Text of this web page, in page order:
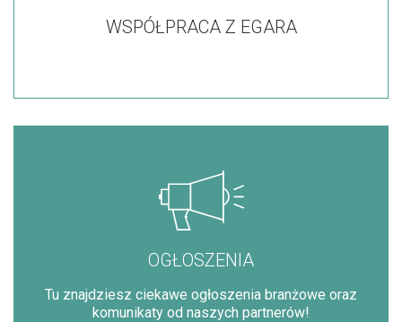
WSPÓŁPRACA Z EGARA
OGŁOSZENIA
Tu znajdziesz ciekawe ogłoszenia branżowe oraz
komunikaty od naszych partnerów!